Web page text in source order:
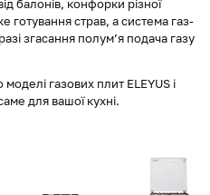
балонів, конфорки різної
готування страв, а система газ-
згасання полум’я подача газу
газових плит ELEYUS і
для вашої кухні.